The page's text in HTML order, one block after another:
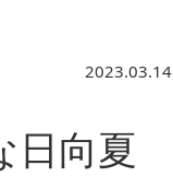
2023.03.14
日向夏